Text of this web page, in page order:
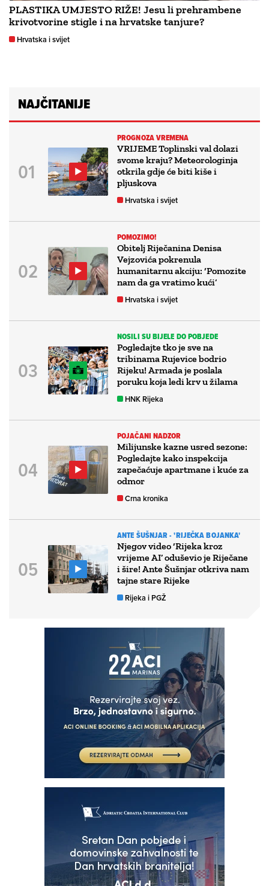
PLASTIKA UMJESTO RIŽE! Jesu li prehrambene
krivotvorine stigle i na hrvatske tanjure?
Hrvatska i svijet
NAJČITANIJE
PROGNOZA VREMENA
VRIJEME Toplinski val dolazi
svome kraju? Meteorologinja
otkrila gdje će biti kiše i
pljuskova
Hrvatska i svijet
POMOZIMO!
Obitelj Riječanina Denisa
Vejzovića pokrenula
humanitarnu akciju: ‘Pomozite
nam da ga vratimo kući’
Hrvatska i svijet
NOSILI SU BIJELE DO POBJEDE
Pogledajte tko je sve na
tribinama Rujevice bodrio
Rijeku! Armada je poslala
poruku koja ledi krv u žilama
HNK Rijeka
POJAČANI NADZOR
Milijunske kazne usred sezone:
Pogledajte kako inspekcija
zapečaćuje apartmane i kuće za
odmor
Crna kronika
ANTE ŠUŠNJAR - 'RIJEČKA BOJANKA'
Njegov video ‘Rijeka kroz
vrijeme AI’ oduševio je Riječane
i šire! Ante Šušnjar otkriva nam
tajne stare Rijeke
Rijeka i PGŽ